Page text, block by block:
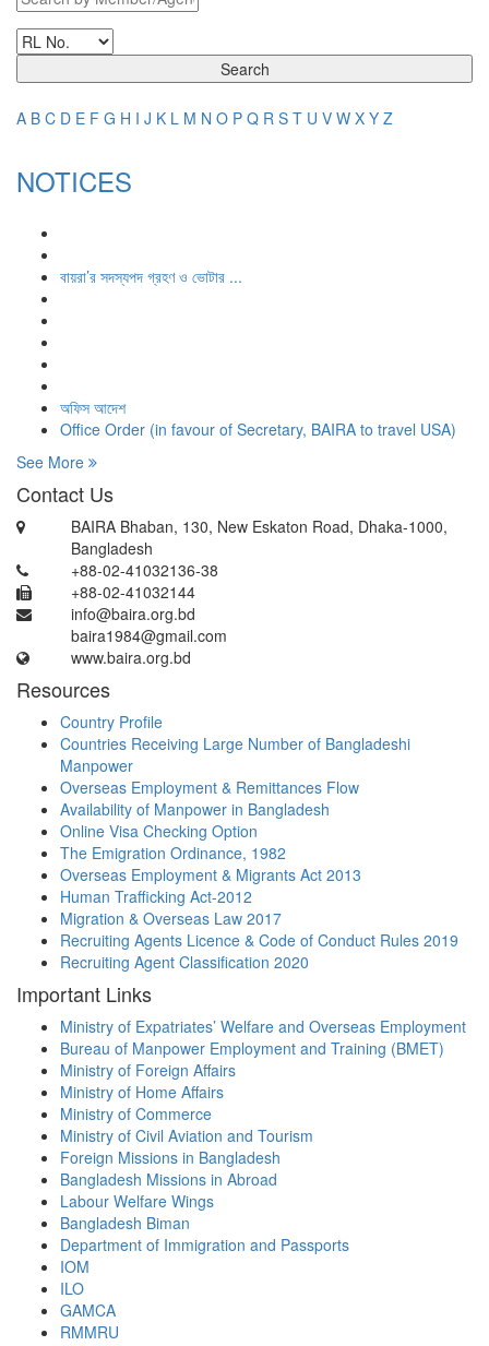
Search
A B C D E F G H I J K L M N O P Q R S T U V W X Y Z
NOTICES
বায়রা’র সদস্যপদ গ্রহণ ও ভোটার ...
অফিস আদেশ
Office Order (in favour of Secretary, BAIRA to travel USA)
See More
Contact Us
BAIRA Bhaban, 130, New Eskaton Road, Dhaka-1000,
Bangladesh
+88-02-41032136-38
+88-02-41032144
info@baira.org.bd
baira1984@gmail.com
www.baira.org.bd
Resources
Country Profile
Countries Receiving Large Number of Bangladeshi
Manpower
Overseas Employment & Remittances Flow
Availability of Manpower in Bangladesh
Online Visa Checking Option
The Emigration Ordinance, 1982
Overseas Employment & Migrants Act 2013
Human Trafficking Act-2012
Migration & Overseas Law 2017
Recruiting Agents Licence & Code of Conduct Rules 2019
Recruiting Agent Classification 2020
Important Links
Ministry of Expatriates’ Welfare and Overseas Employment
Bureau of Manpower Employment and Training (BMET)
Ministry of Foreign Affairs
Ministry of Home Affairs
Ministry of Commerce
Ministry of Civil Aviation and Tourism
Foreign Missions in Bangladesh
Bangladesh Missions in Abroad
Labour Welfare Wings
Bangladesh Biman
Department of Immigration and Passports
IOM
ILO
GAMCA
RMMRU